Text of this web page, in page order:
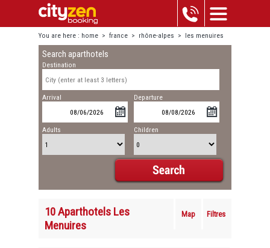
You are here : home > france > rhône-alpes > les menuires
Search aparthotels
Destination
Arrival Departure
Adults Children
10 Aparthotels Les
Menuires
Map Filtres